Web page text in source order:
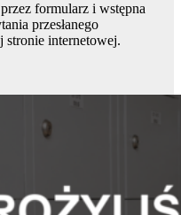
formularz i wstępna
przesłanego
stronie internetowej.